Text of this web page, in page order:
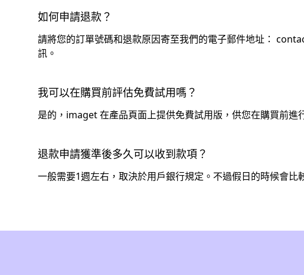
如何申請退款？
請將您的訂單號碼和退款原因寄至我們的電子郵件地址：
訊。
我可以在購買前評估免費試用嗎？
是的，imaget 在產品頁面上提供免費試用版，供您在購買前進
退款申請獲準後多久可以收到款項？
一般需要1週左右，取決於用戶銀行規定。不過假日的時候會比